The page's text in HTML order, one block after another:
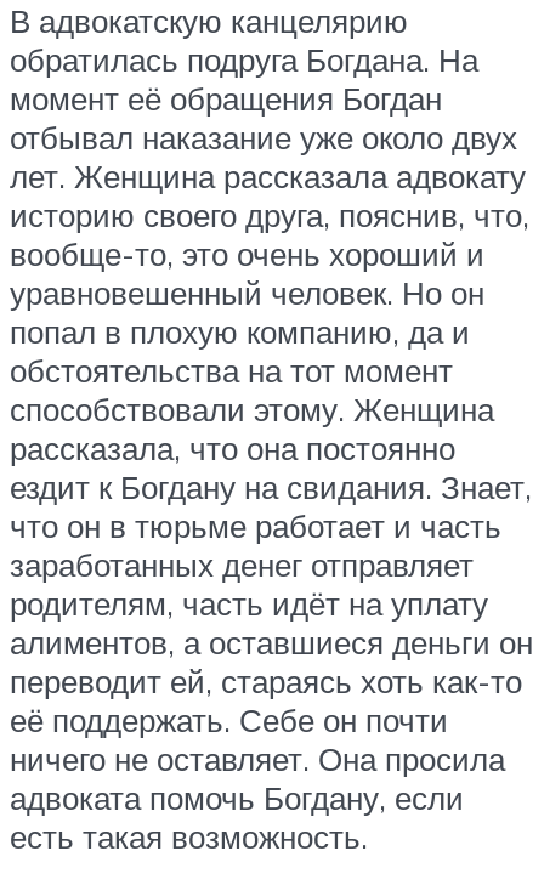
В адвокатскую канцелярию
обратилась подруга Богдана. На
момент её обращения Богдан
отбывал наказание уже около двух
лет. Женщина рассказала адвокату
историю своего друга, пояснив, что,
вообще-то, это очень хороший и
уравновешенный человек. Но он
попал в плохую компанию, да и
обстоятельства на тот момент
способствовали этому. Женщина
рассказала, что она постоянно
ездит к Богдану на свидания. Знает,
что он в тюрьме работает и часть
заработанных денег отправляет
родителям, часть идёт на уплату
алиментов, а оставшиеся деньги он
переводит ей, стараясь хоть как-то
её поддержать. Себе он почти
ничего не оставляет. Она просила
адвоката помочь Богдану, если
есть такая возможность.